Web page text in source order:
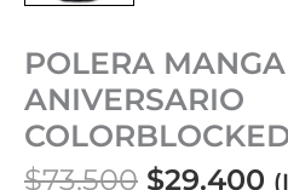
POLERA
ANIVERSARIO
$73.500 $29.400